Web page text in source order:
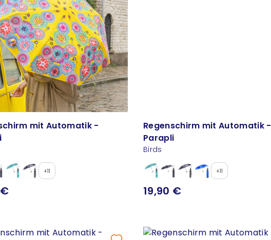
mit Automatik -
+11
Regenschirm mit Automatik -
Parapli
Birds
+11
19,90 €